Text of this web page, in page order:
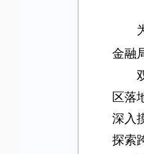
金融
区落
深入
探索